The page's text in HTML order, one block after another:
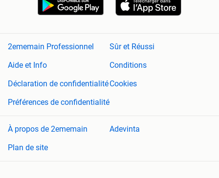
2ememain Professionnel
Sûr et Réussi
Aide et Info
Conditions
Déclaration de confidentialitéCookies
Préférences de confidentialité
À propos de 2ememain
Adevinta
Plan de site